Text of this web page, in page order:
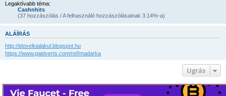
Legaktívabb téma:
Cashnhits
(37 hozzászólás / A felhasználó hozzászólásainak 3.14%-a)
ALÁÍRÁS
http://idovelkialakul.blogspot.hu
https://www.paidverts.com/ref/madarka
Ugrás